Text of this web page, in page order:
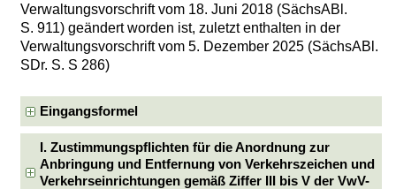
Verwaltungsvorschrift vom 18. Juni 2018 (SächsABl.
S. 911) geändert worden ist, zuletzt enthalten in der
Verwaltungsvorschrift vom 5. Dezember 2025 (SächsABl.
SDr. S. S 286)
Eingangsformel
I. Zustimmungspflichten für die Anordnung zur
Anbringung und Entfernung von Verkehrszeichen und
Verkehrseinrichtungen gemäß Ziffer III bis V der VwV-